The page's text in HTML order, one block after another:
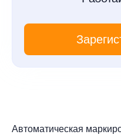
Автоматическая